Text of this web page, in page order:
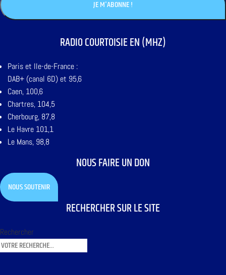
RADIO COURTOISIE EN (MHZ)
Paris et Ile-de-France :
DAB+ (canal 6D) et 95,6
Caen, 100,6
Chartres, 104,5
Cherbourg, 87,8
Le Havre 101,1
Le Mans, 98,8
NOUS FAIRE UN DON
NOUS SOUTENIR
RECHERCHER SUR LE SITE
Rechercher